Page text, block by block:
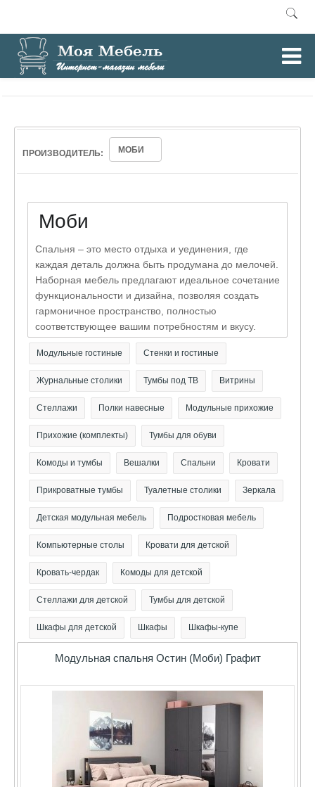
Главная / Спальни
ПРОИЗВОДИТЕЛЬ: МОБИ
Моби
Спальня – это место отдыха и уединения, где
каждая деталь должна быть продумана до мелочей.
Наборная мебель предлагают идеальное сочетание
функциональности и дизайна, позволяя создать
гармоничное пространство, полностью
соответствующее вашим потребностям и вкусу.
Модульные гостиные Стенки и гостиные
Журнальные столики Тумбы под ТВ Витрины
Стеллажи Полки навесные Модульные прихожие
Прихожие (комплекты) Тумбы для обуви
Комоды и тумбы Вешалки Спальни Кровати
Прикроватные тумбы Туалетные столики Зеркала
Детская модульная мебель Подростковая мебель
Компьютерные столы Кровати для детской
Кровать-чердак Комоды для детской
Стеллажи для детской Тумбы для детской
Шкафы для детской Шкафы Шкафы-купе
Модульная спальня Остин (Моби) Графит